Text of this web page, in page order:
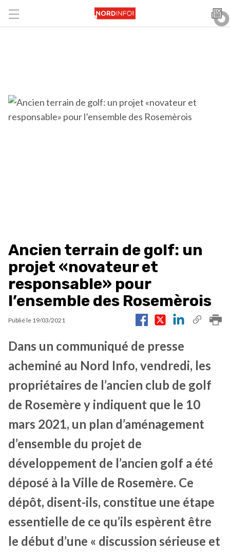
Ancien terrain de golf: un
projet «novateur et
responsable» pour
l’ensemble des Rosemèrois
Publié le 19/03/2021
Dans un communiqué de presse
acheminé au Nord Info, vendredi, les
propriétaires de l’ancien club de golf
de Rosemère y indiquent que le 10
mars 2021, un plan d’aménagement
d’ensemble du projet de
développement de l’ancien golf a été
déposé à la Ville de Rosemère. Ce
dépôt, disent-ils, constitue une étape
essentielle de ce qu’ils espèrent être
le début d’une « discussion sérieuse et